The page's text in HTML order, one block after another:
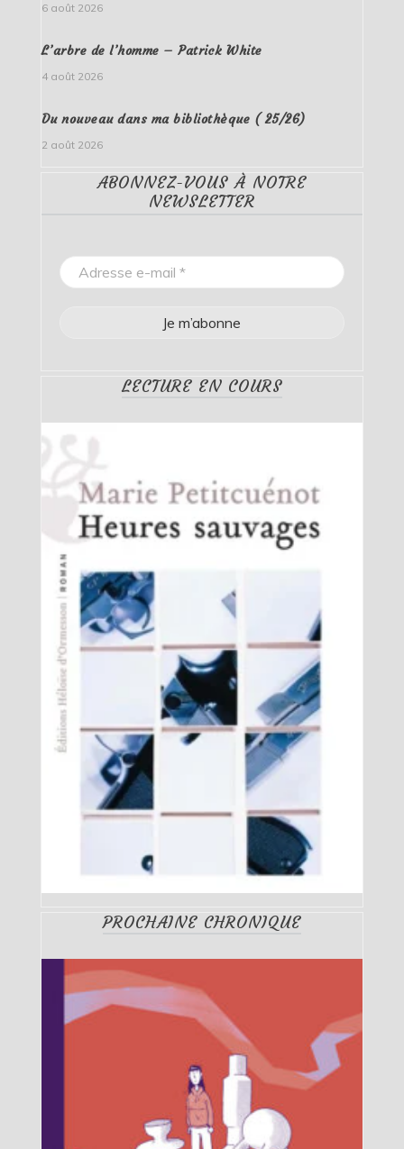
6 août 2026
L’arbre de l’homme – Patrick White
4 août 2026
Du nouveau dans ma bibliothèque ( 25/26)
2 août 2026
ABONNEZ-VOUS À NOTRE
NEWSLETTER
LECTURE EN COURS
PROCHAINE CHRONIQUE